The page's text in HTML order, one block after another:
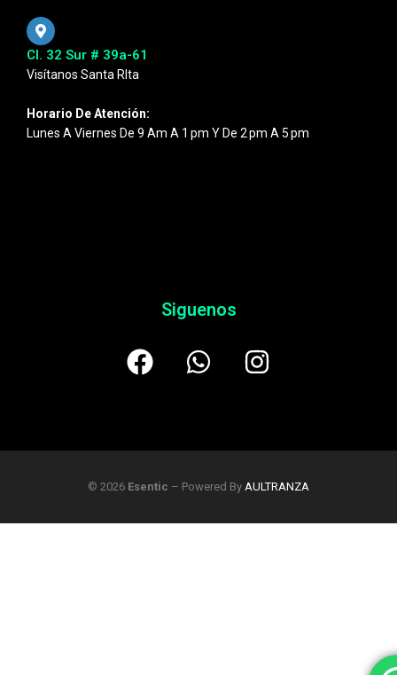
Cl. 32 Sur # 39a-61
Visítanos Santa RIta
Horario De Atención:
Lunes A Viernes De 9 Am A 1 Pm Y De 2 Pm A 5 Pm
Siguenos
© 2026 Esentic – Powered By AULTRANZA